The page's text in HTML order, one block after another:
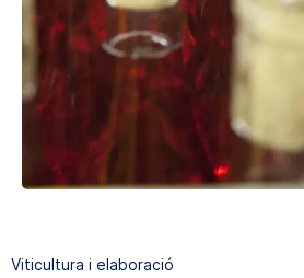
Viticultura i elaboració